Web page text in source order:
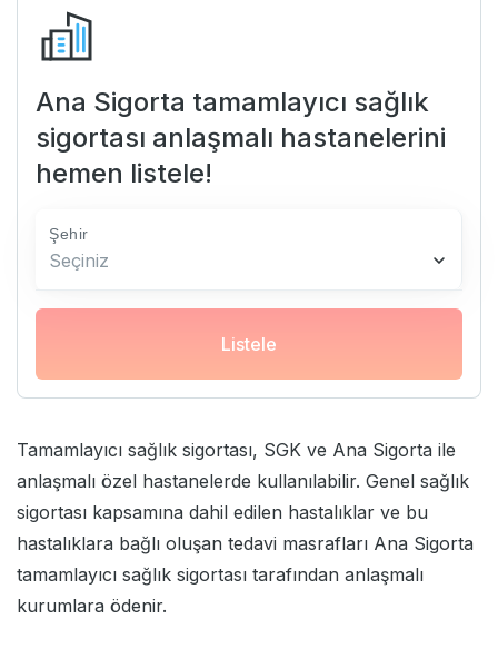
Ana Sigorta tamamlayıcı sağlık
sigortası anlaşmalı hastanelerini
hemen listele!
Şehir
Seçiniz
Listele
Tamamlayıcı sağlık sigortası, SGK ve Ana Sigorta ile
anlaşmalı özel hastanelerde kullanılabilir. Genel sağlık
sigortası kapsamına dahil edilen hastalıklar ve bu
hastalıklara bağlı oluşan tedavi masrafları Ana Sigorta
tamamlayıcı sağlık sigortası tarafından anlaşmalı
kurumlara ödenir.